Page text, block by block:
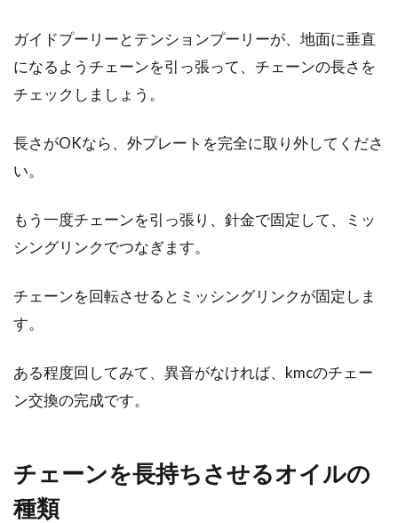
ガイドプーリーとテンションプーリーが、地面に垂直
になるようチェーンを引っ張って、チェーンの長さを
チェックしましょう。
長さがOKなら、外プレートを完全に取り外してくださ
い。
もう一度チェーンを引っ張り、針金で固定して、ミッ
シングリンクでつなぎます。
チェーンを回転させるとミッシングリンクが固定しま
す。
ある程度回してみて、異音がなければ、kmcのチェー
ン交換の完成です。
チェーンを長持ちさせるオイルの
種類